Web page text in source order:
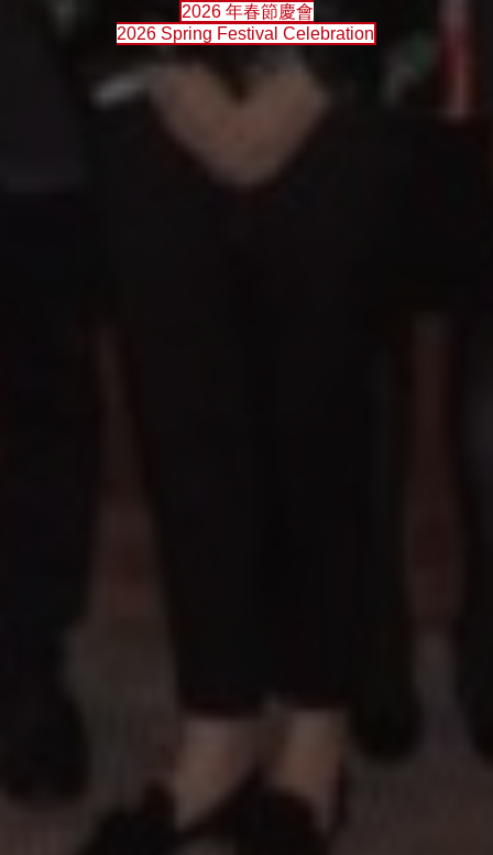
2026 年春節慶會
2026 Spring Festival Celebration